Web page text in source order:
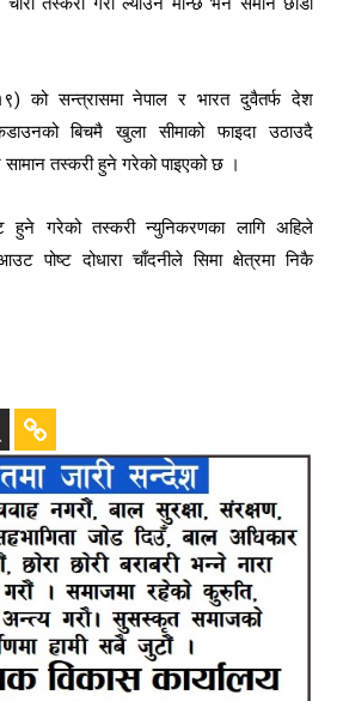
को सन्त्रासमा नेपाल र भारत दुवैतर्फ देश
बिचमै खुला सीमाको फाइदा उठाउदै
तस्करी हुने गरेको पाइएको छ ।
हुने गरेको तस्करी न्युनिकरणका लागि अहिले
पोष्ट दोधारा चाँदनीले सिमा क्षेत्रमा निकै